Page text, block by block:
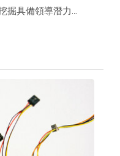
掘具備領導潛力的
管理角色？站在公